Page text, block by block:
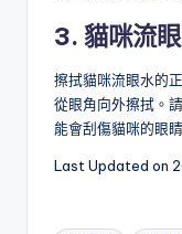
3. 貓咪流
擦拭貓咪流眼水的
從眼角向外擦拭。
能會刮傷貓咪的眼
Last Updated on